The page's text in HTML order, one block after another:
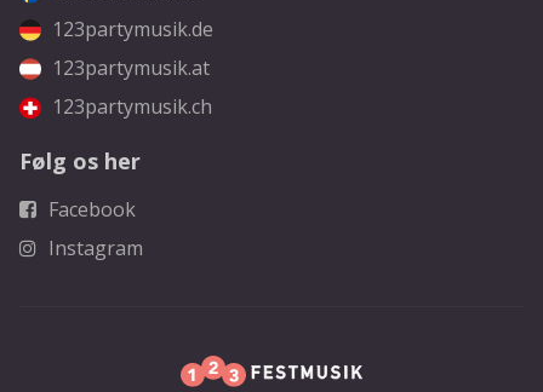
123partymusik.de
123partymusik.at
123partymusik.ch
Følg os her
Facebook
Instagram